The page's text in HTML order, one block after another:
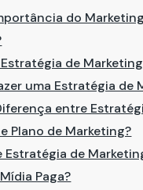
do
de
uma Estratégia de
entre
Plano de Marketing?
Estratégia de
Paga?